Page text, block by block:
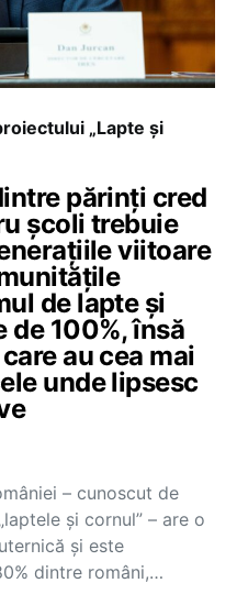
„Lapte și
părinți cred
școli trebuie
viitoare
de lapte și
de 100%, însă
au cea mai
unde lipsesc
– cunoscut de
și cornul” – are o
și este
dintre români,…